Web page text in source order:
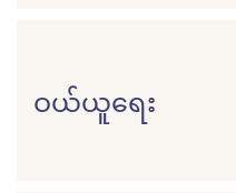
ဝယ်ယူရေး